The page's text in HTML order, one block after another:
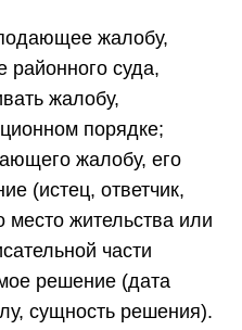
жалобу,
районного суда,
жалобу,
порядке;
жалобу, его
(истец, ответчик,
место жительства или
части
решение (дата
сущность решения).